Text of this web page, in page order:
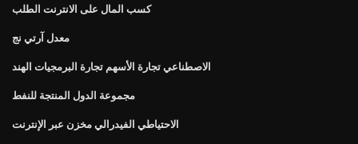
كسب المال على الانترنت الطلب
معدل آرتي نج
الاصطناعي تجارة الأسهم تجارة البرمجيات الهند
مجموعة الدول المنتجة للنفط
الاحتياطي الفيدرالي مخزن عبر الإنترنت